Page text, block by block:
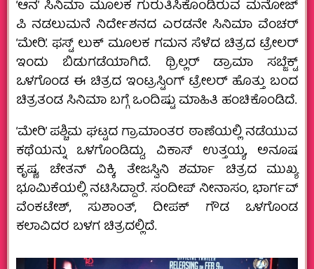
‘ಆನ’ ಸಿನಿಮಾ ಮೂಲಕ ಗುರುತಿಸಿಕೊಂಡಿರುವ ಮನೋಜ್
ಪಿ ನಡಲುಮನೆ ನಿರ್ದೇಶನದ ಎರಡನೇ ಸಿನಿಮಾ ವೆಂಚರ್
‘ಮೇರಿ’. ಫಸ್ಟ್ ಲುಕ್ ಮೂಲಕ ಗಮನ ಸೆಳೆದ ಚಿತ್ರದ ಟ್ರೇಲರ್
ಇಂದು ಬಿಡುಗಡೆಯಾಗಿದೆ. ಥ್ರಿಲ್ಲರ್ ಡ್ರಾಮಾ ಸಬ್ಜೆಕ್ಟ್
ಒಳಗೊಂಡ ಈ ಚಿತ್ರದ ಇಂಟ್ರಸ್ಟಿಂಗ್ ಟ್ರೇಲರ್ ಹೊತ್ತು ಬಂದ
ಚಿತ್ರತಂಡ ಸಿನಿಮಾ ಬಗ್ಗೆ ಒಂದಿಷ್ಟು ಮಾಹಿತಿ ಹಂಚಿಕೊಂಡಿದೆ.
‘ಮೇರಿ’ ಪಶ್ಚಿಮ ಘಟ್ಟದ ಗ್ರಾಮಾಂತರ ಠಾಣೆಯಲ್ಲಿ ನಡೆಯುವ
ಕಥೆಯನ್ನು ಒಳಗೊಂಡಿದ್ದು, ವಿಕಾಸ್ ಉತ್ತಯ್ಯ, ಅನೂಷ
ಕೃಷ್ಣ, ಚೇತನ್ ವಿಕ್ಕಿ, ತೇಜಸ್ವಿನಿ ಶರ್ಮಾ ಚಿತ್ರದ ಮುಖ್ಯ
ಭೂಮಿಕೆಯಲ್ಲಿ ನಟಿಸಿದ್ದಾರೆ. ಸಂದೀಪ್ ನೀನಾಸಂ, ಭಾರ್ಗವ್
ವೆಂಕಟೇಶ್, ಸುಶಾಂತ್, ದೀಪಕ್ ಗೌಡ ಒಳಗೊಂಡ
ಕಲಾವಿದರ ಬಳಗ ಚಿತ್ರದಲ್ಲಿದೆ.